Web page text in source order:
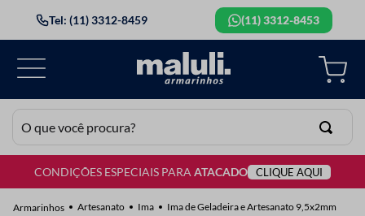
Tel: (11) 3312-8459 (11) 3312-8453
O que você procura?
CONDIÇÕES ESPECIAIS PARAATACADO CLIQUE AQUI
Artesanato Ima
Ima de Geladeira e Artesanato 9,5x2mm
TERMOS MAIS BUSCADOS